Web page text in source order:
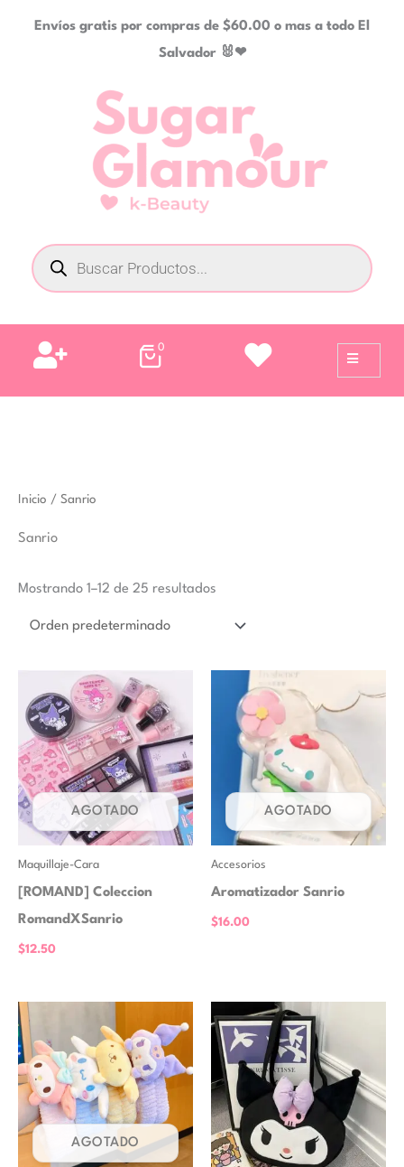
Envíos gratis por compras de $60.00 o mas a todo El
Salvador 🐰❤
de
productos
0
Inicio / Sanrio
Sanrio
Mostrando 1–12 de 25 resultados
AGOTADO
Maquillaje-Cara
[ROMAND] Coleccion
RomandXSanrio
$12.50
AGOTADO
Accesorios
Aromatizador Sanrio
$16.00
AGOTADO